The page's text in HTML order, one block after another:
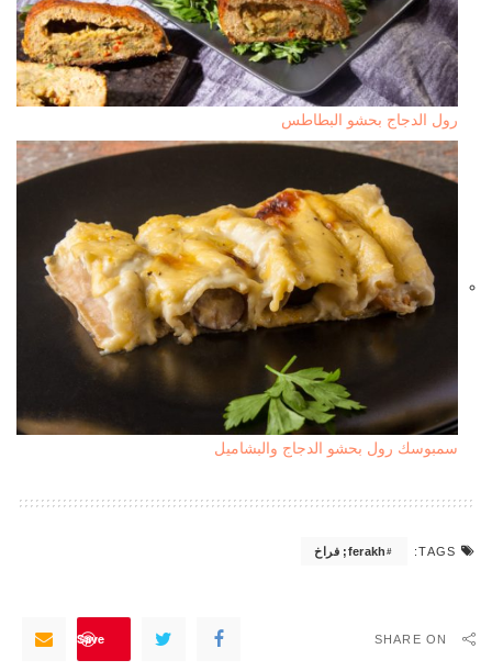
رول الدجاج بحشو البطاطس
سمبوسك رول بحشو الدجاج والبشاميل
TAGS: ferakh; فراخ
SHARE ON
Save